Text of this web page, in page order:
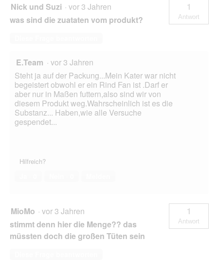
Nick und Suzi · vor 3 Jahren
was sind die zuataten vom produkt?
1
Antwort
E.Team · vor 3 Jahren
Steht ja auf der Packung...Mein Kater war nicht
begeistert obwohl er ein Rind Fan ist .Darf er
aber nur in Maßen futtern,also sind wir von
diesem Produkt weg.Wahrscheinlich ist es die
Substanz... Haben,wie alle Versuche
gespendet...
Hilfreich?
MioMo · vor 3 Jahren
stimmt denn hier die Menge?? das
müssten doch die großen Tüten sein
1
Antwort